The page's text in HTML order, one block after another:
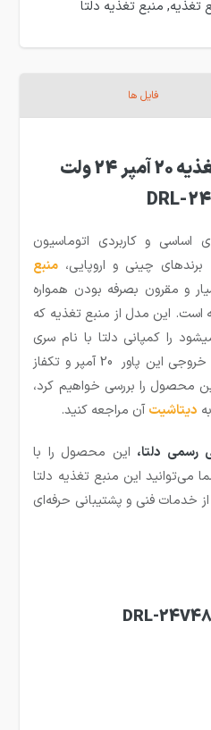
تغذیه, منبع تغذیه دلتا
فایل ها
تحلیل و بررسی منبع تغذیه 20 آمپر 24 ولت
اساسی و کاربردی اتوماسیون
چینی و اروپایی، منبع
و مقرون بصرفه بودن همواره
است. این مدل از منبع تغذیه که
را کمپانی دلتا با نام سری
DRL معرفی کرده است. جریان خروجی این پاور 20 آمپر و تکفاز
محصول را بررسی خواهیم کرد،
دیتاشیت آن مراجعه کنید.
رسمی دلتا، این محصول را با
می‌توانید این منبع تغذیه دلتا
از خدمات فنی و پشتیبانی حرفه‌ای